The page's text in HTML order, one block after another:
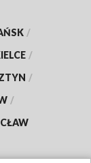
/
/
/
/